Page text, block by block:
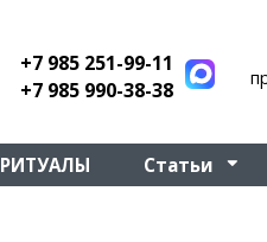
+7 985 251-99-11
+7 985 990-38-38
РИТУАЛЫ Статьи